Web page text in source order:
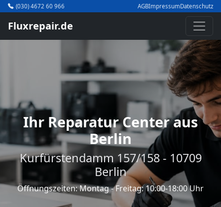
(030) 4672 60 966 AGBImpressumDatenschutz
Fluxrepair.de
Ihr Reparatur Center aus
Berlin
Kurfürstendamm 157/158 - 10709
Berlin
Öffnungszeiten: Montag - Freitag: 10:00-18:00 Uhr